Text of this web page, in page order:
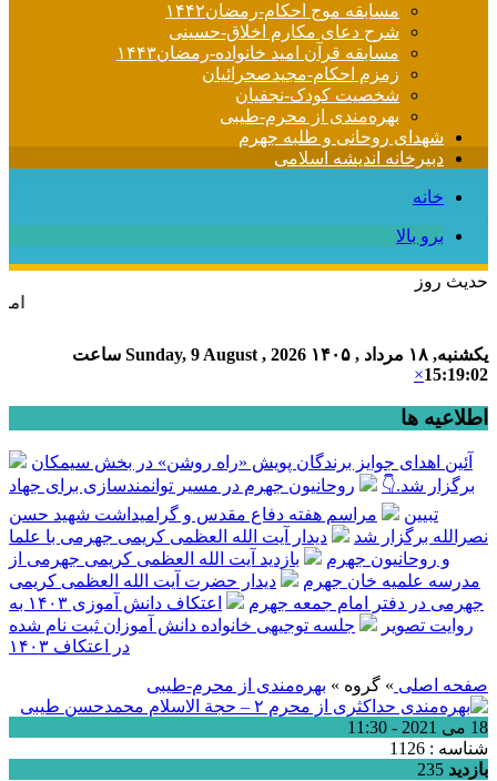
مسابقه موج احکام-رمضان۱۴۴۲
شرح دعای مکارم اخلاق-حسینی
مسابقه قرآن امید خانواده-رمضان۱۴۴۳
زمزم احکام-مجیدصحرائیان
شخصیت کودک-نجفیان
بهره‌مندی از محرم-طیبی
شهدای روحانی و طلبه جهرم
دبیرخانه اندیشه اسلامی
خانه
برو بالا
حدیث روز
امام علی (ع)
یکشنبه, ۱۸ مرداد , ۱۴۰۵ Sunday, 9 August , 2026 ساعت
15:19:02
×
اطلاعیه ها
آئین اهدای جوایز برندگان پویش «راه روشن» در بخش سیمکان
برگزار شد.👇
روحانیون جهرم در مسیر توانمندسازی برای جهاد
تبیین
مراسم هفته دفاع مقدس و گرامیداشت شهید حسن
نصرالله برگزار شد
دیدار آیت الله العظمی کریمی جهرمی با علما
و روحانیون جهرم
بازدید آیت الله العظمی کریمی جهرمی از
مدرسه علمیه خان جهرم
دیدار حضرت آیت الله العظمی کریمی
جهرمی در دفتر امام جمعه جهرم
اعتکاف دانش آموزی ۱۴۰۳ به
روایت تصویر
جلسه توجیهی خانواده دانش آموزان ثبت نام شده
در اعتکاف ۱۴۰۳
صفحه اصلی » گروه » بهره‌مندی از محرم-طیبی
18 می 2021 - 11:30
شناسه : 1126
بازدید 235